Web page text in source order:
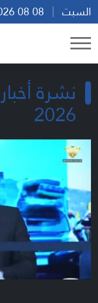
السبت
16:19
2026